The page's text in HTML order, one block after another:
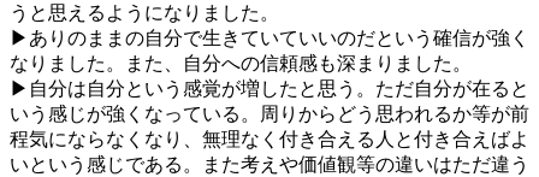
うと思えるようになりました。
▶ありのままの自分で生きていていいのだという確信が強く
なりました。また、自分への信頼感も深まりました。
▶自分は自分という感覚が増したと思う。ただ自分が在ると
いう感じが強くなっている。周りからどう思われるか等が前
程気にならなくなり、無理なく付き合える人と付き合えばよ
いという感じである。また考えや価値観等の違いはただ違う